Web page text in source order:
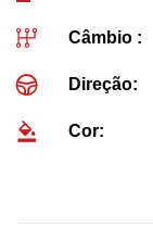
Câmbio :
Direção:
Cor: